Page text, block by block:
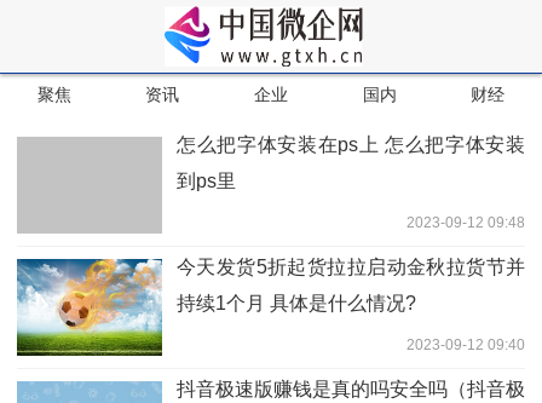
聚焦 资讯 企业 国内 财经
怎么把字体安装在ps上 怎么把字体安装
到ps里
2023-09-12 09:48
今天发货5折起货拉拉启动金秋拉货节并
持续1个月 具体是什么情况?
2023-09-12 09:40
抖音极速版赚钱是真的吗安全吗（抖音极